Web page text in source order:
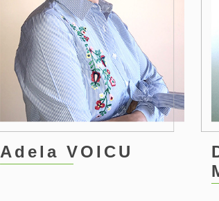
Adela VOICU